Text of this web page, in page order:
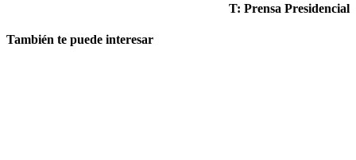
T: Prensa Presidencial
También te puede interesar